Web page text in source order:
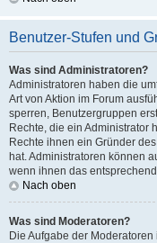
Benutzer-Stufen und
Was sind Administratoren?
Administratoren haben die
Art von Aktion im Forum
sperren, Benutzergruppen
Rechte, die ein Administrator
Rechte ihnen ein Gründer
hat. Administratoren können
wenn ihnen das
Nach oben
Was sind Moderatoren?
Die Aufgabe der